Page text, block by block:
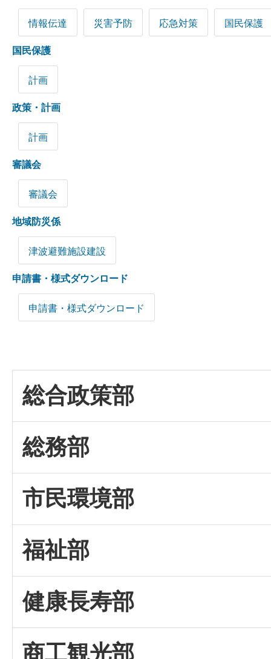
情報伝達 災害予防 応急対策 国民保護
国民保護
計画
政策・計画
計画
審議会
審議会
地域防災係
津波避難施設建設
申請書・様式ダウンロード
申請書・様式ダウンロード
総合政策部
総務部
市民環境部
福祉部
健康長寿部
商工観光部